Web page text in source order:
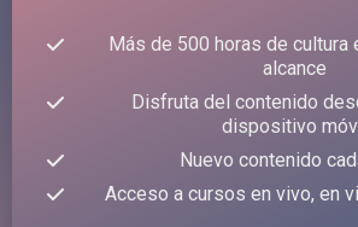
Más de 500 horas de cultura
alcance
Disfruta del contenido
dispositivo
Nuevo contenido
Acceso a cursos en vivo, en